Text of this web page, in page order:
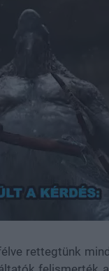
rettegtünk